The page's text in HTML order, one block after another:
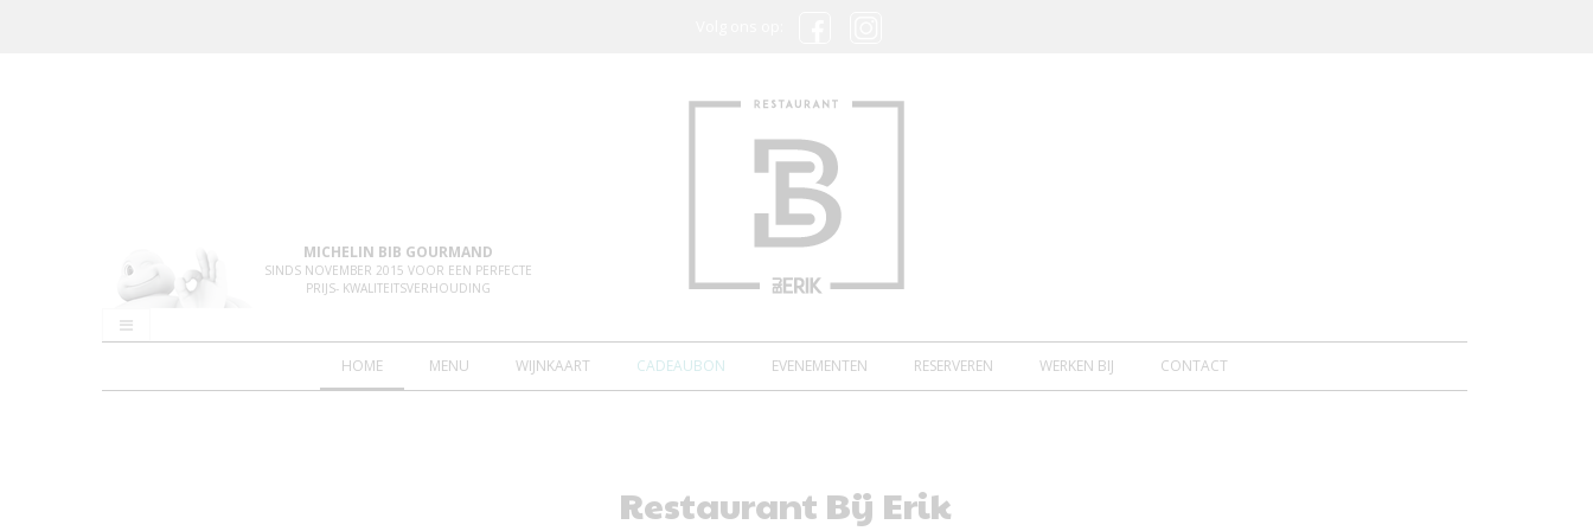
MICHELIN BIB GOURMAND
SINDS NOVEMBER 2015 VOOR EEN PERFECTE
PRIJS- KWALITEITSVERHOUDING
HOME MENU WIJNKAART CADEAUBON EVENEMENTEN RESERVEREN WERKEN BIJ CONTACT
Restaurant Bij Erik